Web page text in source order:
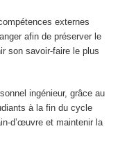
externes
afin de préserver le
son savoir-faire le plus
ingénieur, grâce au
à la fin du cycle
d’œuvre et maintenir la